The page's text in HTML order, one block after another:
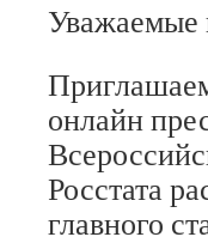
Уважаемые
онлайн
Росстата
главного